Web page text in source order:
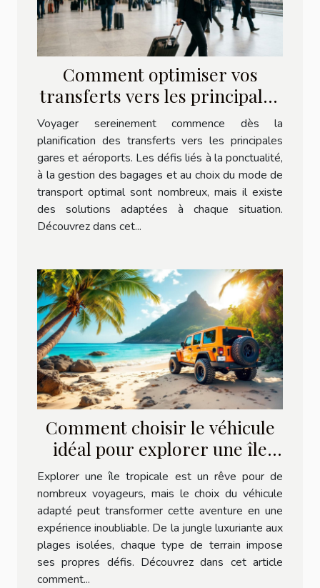
Comment optimiser vos
transferts vers les principales
gares et aéroports ?
Voyager sereinement commence dès la
planification des transferts vers les principales
gares et aéroports. Les défis liés à la ponctualité,
à la gestion des bagages et au choix du mode de
transport optimal sont nombreux, mais il existe
des solutions adaptées à chaque situation.
Découvrez dans cet...
Comment choisir le véhicule
idéal pour explorer une île
tropicale ?
Explorer une île tropicale est un rêve pour de
nombreux voyageurs, mais le choix du véhicule
adapté peut transformer cette aventure en une
expérience inoubliable. De la jungle luxuriante aux
plages isolées, chaque type de terrain impose
ses propres défis. Découvrez dans cet article
comment...